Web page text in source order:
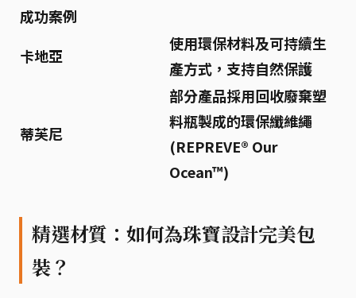
成功案例
卡地亞
使用環保材料及可持續生
產方式，支持自然保護
蒂芙尼
部分產品採用回收廢棄塑
料瓶製成的環保纖維繩
(REPREVE® Our
Ocean™)
精選材質：如何為珠寶設計完美包
裝？